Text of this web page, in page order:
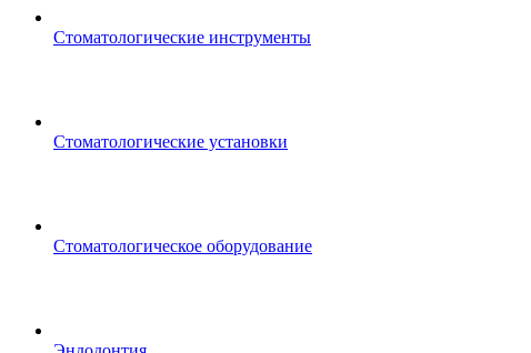
Стоматологические инструменты
Стоматологические установки
Стоматологическое оборудование